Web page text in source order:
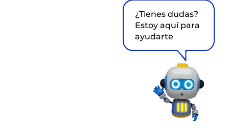
¿Tienes dudas?
Estoy aquí para
ayudarte